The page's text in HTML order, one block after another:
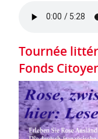
Tournée
Fonds